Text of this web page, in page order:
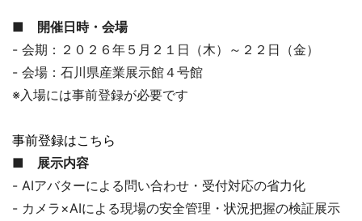
■ 開催日時・会場
- 会期：２０２６年５月２１日（木）～２２日（金）
- 会場：石川県産業展示館４号館
※入場には事前登録が必要です
事前登録はこちら
■ 展示内容
- AIアバターによる問い合わせ・受付対応の省力化
- カメラ×AIによる現場の安全管理・状況把握の検証展示